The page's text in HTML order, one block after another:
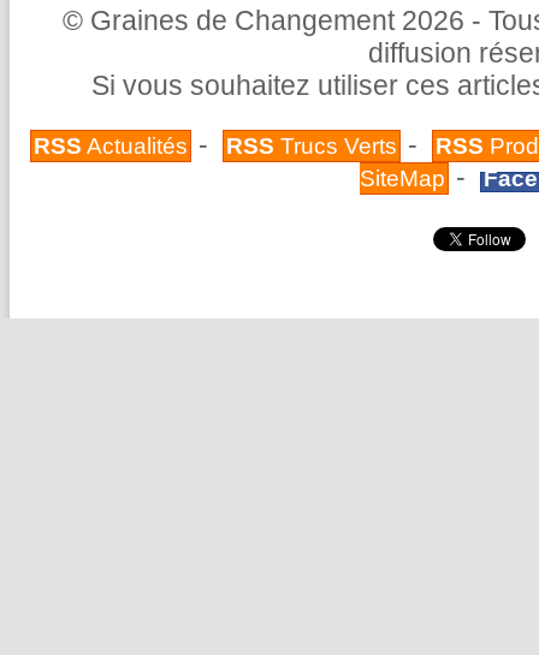
© Graines de Changement 2026 -
diffusion
Si vous souhaitez utiliser ces
RSS Actualités - RSS Trucs Verts - RSS
SiteMap -